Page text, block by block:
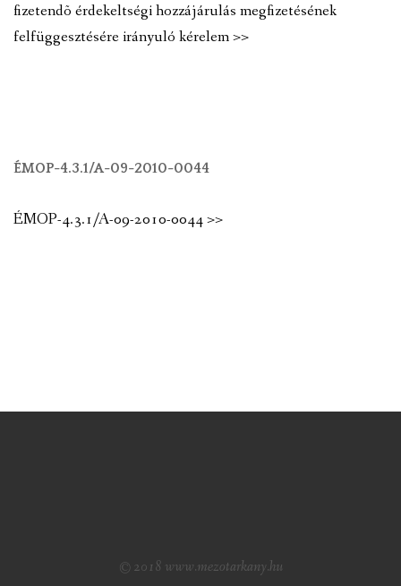
fizetendõ érdekeltségi hozzájárulás megfizetésének
felfüggesztésére irányuló kérelem >>
ÉMOP-4.3.1/A-09-2010-0044
ÉMOP-4.3.1/A-09-2010-0044 >>
© 2018 www.mezotarkany.hu